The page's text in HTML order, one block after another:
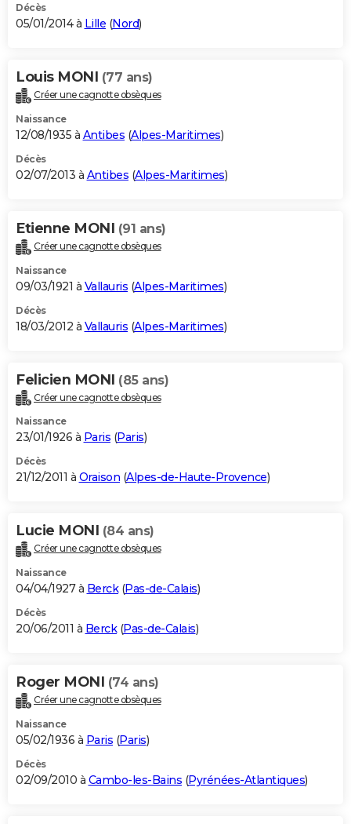
Décès
05/01/2014 à Lille (Nord)
Louis MONI (77 ans)
Créer une cagnotte obsèques
Naissance
12/08/1935 à Antibes (Alpes-Maritimes)
Décès
02/07/2013 à Antibes (Alpes-Maritimes)
Etienne MONI (91 ans)
Créer une cagnotte obsèques
Naissance
09/03/1921 à Vallauris (Alpes-Maritimes)
Décès
18/03/2012 à Vallauris (Alpes-Maritimes)
Felicien MONI (85 ans)
Créer une cagnotte obsèques
Naissance
23/01/1926 à Paris (Paris)
Décès
21/12/2011 à Oraison (Alpes-de-Haute-Provence)
Lucie MONI (84 ans)
Créer une cagnotte obsèques
Naissance
04/04/1927 à Berck(Pas-de-Calais)
Décès
20/06/2011 à Berck(Pas-de-Calais)
Roger MONI (74 ans)
Créer une cagnotte obsèques
Naissance
05/02/1936 à Paris (Paris)
Décès
02/09/2010 à Cambo-les-Bains (Pyrénées-Atlantiques)